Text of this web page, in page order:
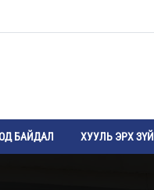
БАЙДАЛ ХУУЛЬ ЭРХ ЗҮЙ